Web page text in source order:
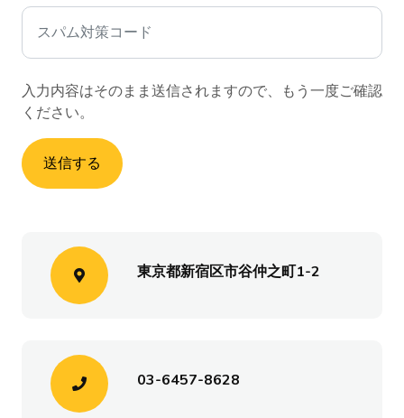
入力内容はそのまま送信されますので、もう一度ご確認
ください。
東京都新宿区市谷仲之町1-2
03-6457-8628